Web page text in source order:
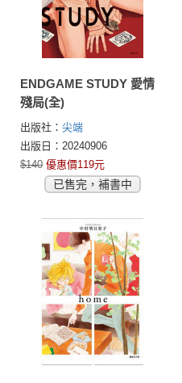
ENDGAME STUDY 愛情
殘局(全)
出版社： 尖端
出版日：20240906
$140 優惠價119元
已售完，補書中